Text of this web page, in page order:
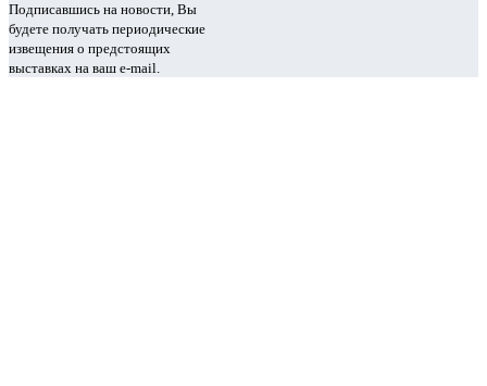
Подписавшись на новости, Вы
будете получать периодические
извещения о предстоящих
выставках на ваш e-mail.